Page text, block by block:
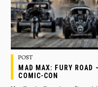
POST
MAD MAX: FURY ROAD
COMIC-CON